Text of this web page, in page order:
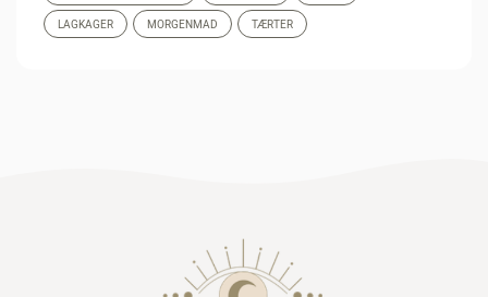
LAGKAGER MORGENMAD TÆRTER